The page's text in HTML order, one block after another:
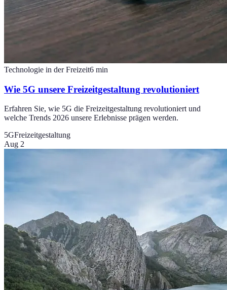
Technologie in der Freizeit6 min
Wie 5G unsere Freizeitgestaltung revolutioniert
Erfahren Sie, wie 5G die Freizeitgestaltung revolutioniert und
welche Trends 2026 unsere Erlebnisse prägen werden.
5GFreizeitgestaltung
Aug 2